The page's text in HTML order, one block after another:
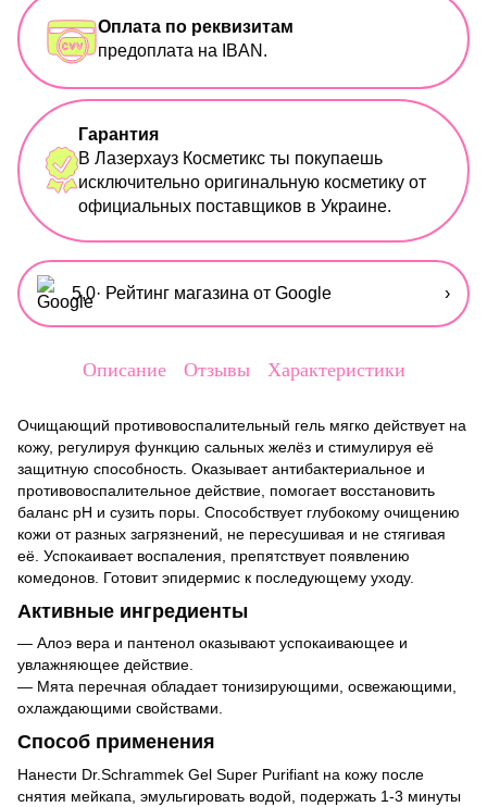
Оплата по реквизитам
предоплата на IBAN.
Гарантия
В Лазерхауз Косметикс ты покупаешь
исключительно оригинальную косметику от
официальных поставщиков в Украине.
5,0· Рейтинг магазина от Google ›
Описание Отзывы Характеристики
Очищающий противовоспалительный гель мягко действует на
кожу, регулируя функцию сальных желёз и стимулируя её
защитную способность. Оказывает антибактериальное и
противовоспалительное действие, помогает восстановить
баланс pH и сузить поры. Способствует глубокому очищению
кожи от разных загрязнений, не пересушивая и не стягивая
её. Успокаивает воспаления, препятствует появлению
комедонов. Готовит эпидермис к последующему уходу.
Активные ингредиенты
— Алоэ вера и пантенол оказывают успокаивающее и
увлажняющее действие.
— Мята перечная обладает тонизирующими, освежающими,
охлаждающими свойствами.
Способ применения
Нанести Dr.Schrammek Gel Super Purifiant на кожу после
снятия мейкапа, эмульгировать водой, подержать 1-3 минуты